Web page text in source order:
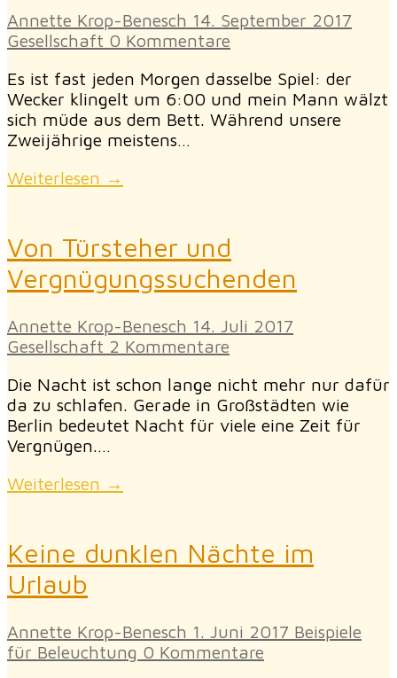
Annette Krop-Benesch 14. September 2017
Gesellschaft 0 Kommentare
Es ist fast jeden Morgen dasselbe Spiel: der
Wecker klingelt um 6:00 und mein Mann wälzt
sich müde aus dem Bett. Während unsere
Zweijährige meistens…
Weiterlesen →
Von Türsteher und
Vergnügungssuchenden
Annette Krop-Benesch 14. Juli 2017
Gesellschaft 2 Kommentare
Die Nacht ist schon lange nicht mehr nur dafür
da zu schlafen. Gerade in Großstädten wie
Berlin bedeutet Nacht für viele eine Zeit für
Vergnügen.…
Weiterlesen →
Keine dunklen Nächte im
Urlaub
Annette Krop-Benesch 1. Juni 2017 Beispiele
für Beleuchtung 0 Kommentare